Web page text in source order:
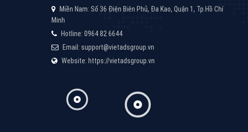
Miền Nam: Số 36 Điện Biên Phủ, Đa Kao, Quận 1, Tp.Hồ Chí
Minh
Hotline: 0964 82 6644
Email: support@vietadsgroup.vn
Website: https://vietadsgroup.vn